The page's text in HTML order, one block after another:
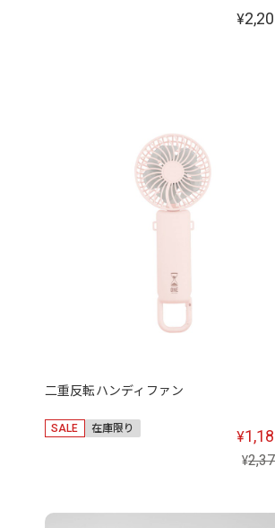
¥
二重反転ハンディファン
SALE 在庫限り ¥
¥